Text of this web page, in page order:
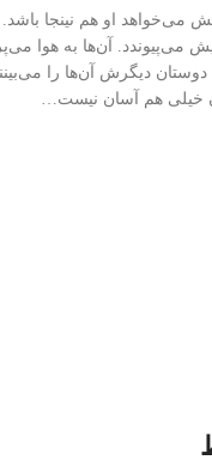
دلش می‌خواهد او هم نینجا
می‌پیوندد. آن‌ها به هوا
دیگرش آن‌ها را
خیلی هم آسان نیست…